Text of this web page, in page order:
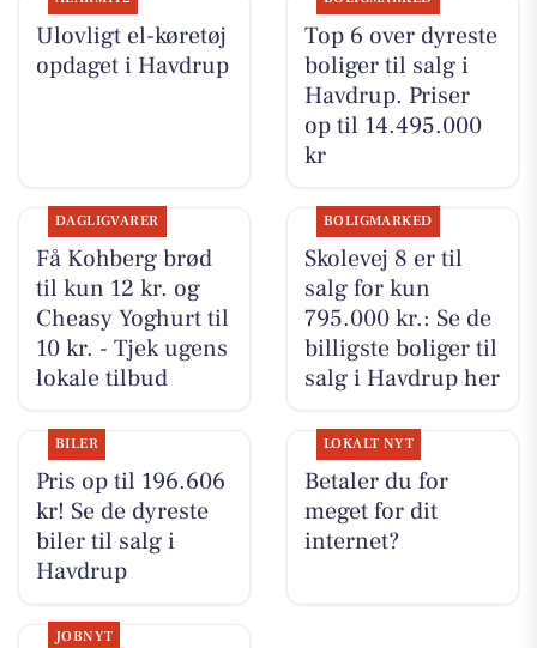
Ulovligt el-køretøj
opdaget i Havdrup
Top 6 over dyreste
boliger til salg i
Havdrup. Priser
op til 14.495.000
kr
DAGLIGVARER
Få Kohberg brød
til kun 12 kr. og
Cheasy Yoghurt til
10 kr. - Tjek ugens
lokale tilbud
BOLIGMARKED
Skolevej 8 er til
salg for kun
795.000 kr.: Se de
billigste boliger til
salg i Havdrup her
BILER
Pris op til 196.606
kr! Se de dyreste
biler til salg i
Havdrup
LOKALT NYT
Betaler du for
meget for dit
internet?
JOBNYT